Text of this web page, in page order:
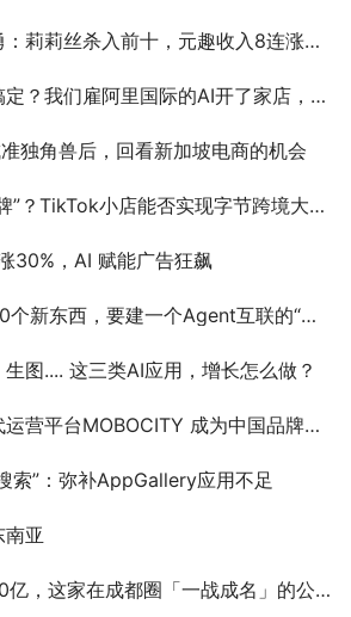
杀入前十，元趣收入8连涨，点点4399都闯出来了！
我们雇阿里国际的AI开了家店，赚遍全球市
独角兽后，回看新加坡电商的机会
？TikTok小店能否实现字节跨境大厂梦
30%，AI 赋能广告狂飙
东西，要建一个Agent互联的“伊甸园”
图.... 这三类AI应用，增长怎么做？
MOBOCITY 成为中国品牌出海的领先落地承接商
索”：弥补AppGallery应用不足
亚
这家在成都圈「一战成名」的公司又杀回来了